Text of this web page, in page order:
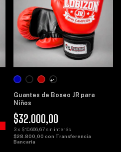
Guantes de Boxeo JR para
Niños
$32.000,00
3x $10.666,67 sin interés
$28.800,00 con Transferencia
Bancaria
+1